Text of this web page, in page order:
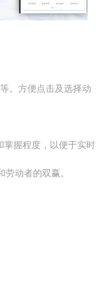
。方便点击及选择动
握程度，以便于实时
动者的双赢。